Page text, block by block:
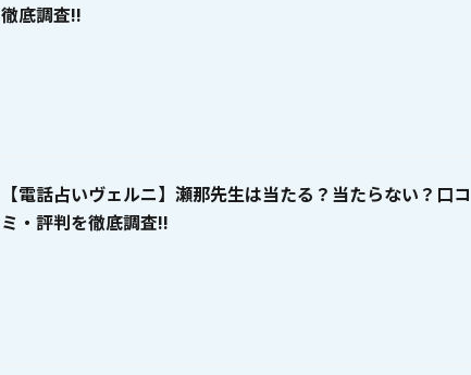
徹底調査!!
【電話占いヴェルニ】瀬那先生は当たる？当たらない？口コ
ミ・評判を徹底調査!!